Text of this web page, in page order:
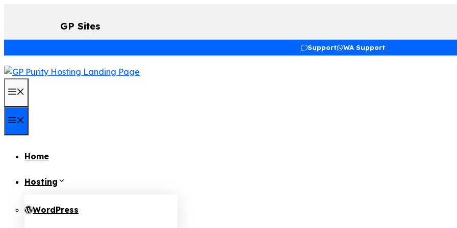
GP Sites
Support WA Support
Home
Hosting
WordPress